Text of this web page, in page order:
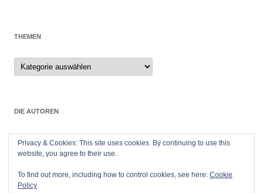
THEMEN
Themen
DIE AUTOREN
Ingrid und Peter Stey
Frankenstr.
Privacy & Cookies: This site uses cookies. By continuing to use this
website, you agree to their use.
To find out more, including how to control cookies, see here: Cookie
Policy